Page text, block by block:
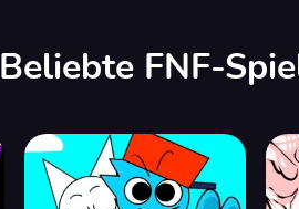
Beliebte FNF-